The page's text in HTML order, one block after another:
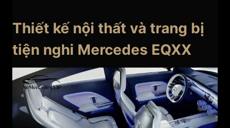
Thiết kế nội thất và trang bị
tiện nghi Mercedes EQXX